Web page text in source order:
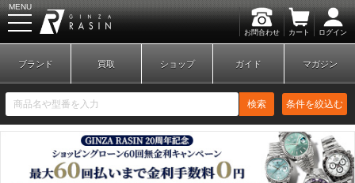
お問合わせ カート ログイン
MENU
新規会員登録 ログイン
ブランド 買取 ショップ ガイド マガジン
検索 条件を絞込む